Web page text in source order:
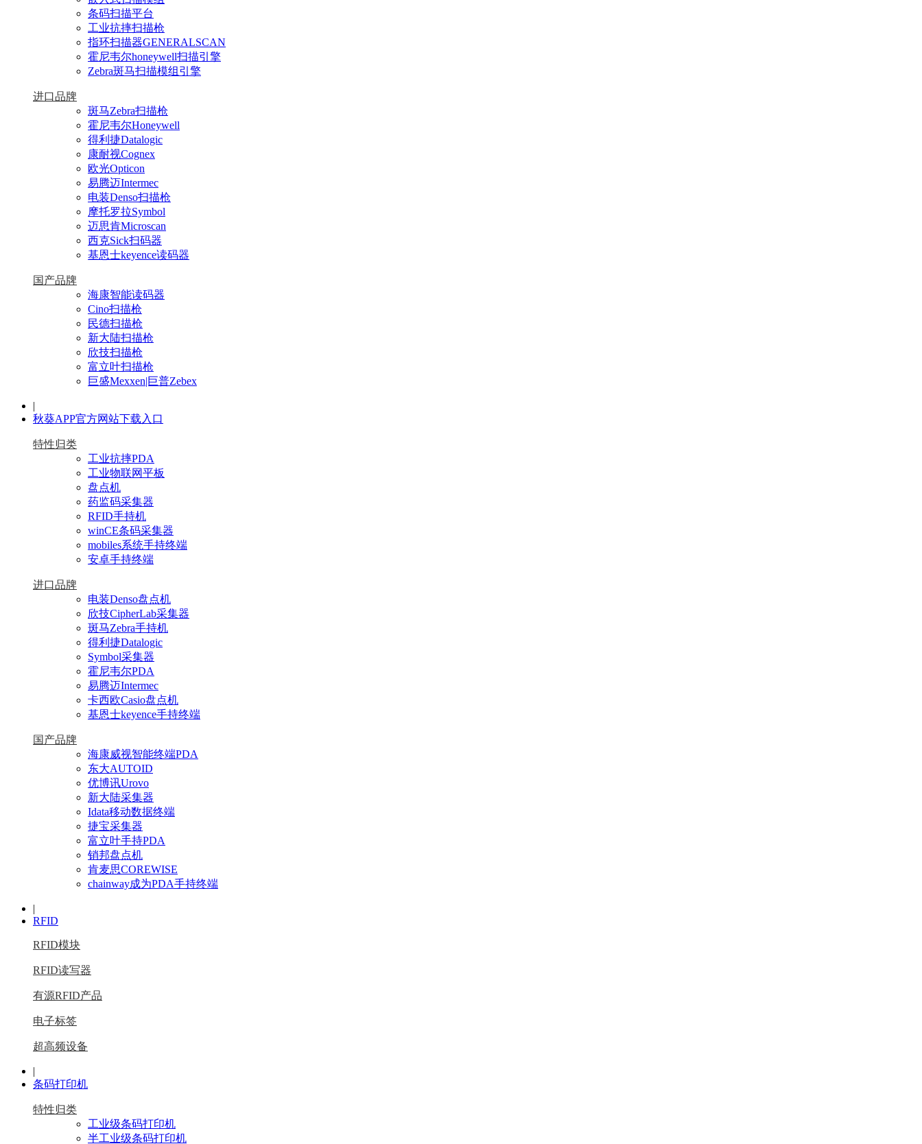
条码扫描平台
工业抗摔扫描枪
指环扫描器GENERALSCAN
霍尼韦尔honeywell扫描引擎
Zebra斑马扫描模组引擎
进口品牌
斑马Zebra扫描枪
霍尼韦尔Honeywell
得利捷Datalogic
康耐视Cognex
欧光Opticon
易腾迈Intermec
电装Denso扫描枪
摩托罗拉Symbol
迈思肯Microscan
西克Sick扫码器
基恩士keyence读码器
国产品牌
海康智能读码器
Cino扫描枪
民德扫描枪
新大陆扫描枪
欣技扫描枪
富立叶扫描枪
巨盛Mexxen|巨普Zebex
|
秋葵APP官方网站下载入口
特性归类
工业抗摔PDA
工业物联网平板
盘点机
药监码采集器
RFID手持机
winCE条码采集器
mobiles系统手持终端
安卓手持终端
进口品牌
电装Denso盘点机
欣技CipherLab采集器
斑马Zebra手持机
得利捷Datalogic
Symbol采集器
霍尼韦尔PDA
易腾迈Intermec
卡西欧Casio盘点机
基恩士keyence手持终端
国产品牌
海康威视智能终端PDA
东大AUTOID
优博讯Urovo
新大陆采集器
Idata移动数据终端
捷宝采集器
富立叶手持PDA
销邦盘点机
肯麦思COREWISE
chainway成为PDA手持终端
|
RFID
RFID模块
RFID读写器
有源RFID产品
电子标签
超高频设备
|
条码打印机
特性归类
工业级条码打印机
半工业级条码打印机